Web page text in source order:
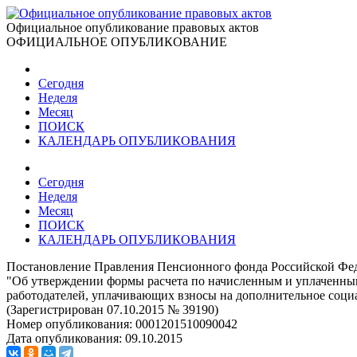
Официальное опубликование правовых актов
ОФИЦИАЛЬНОЕ ОПУБЛИКОВАНИЕ
Сегодня
Неделя
Месяц
ПОИСК
КАЛЕНДАРЬ ОПУБЛИКОВАНИЯ
Сегодня
Неделя
Месяц
ПОИСК
КАЛЕНДАРЬ ОПУБЛИКОВАНИЯ
Постановление Правления Пенсионного фонда Российской
"Об утверждении формы расчета по начисленным и
работодателей, уплачивающих взносы на дополнительное
(Зарегистрирован 07.10.2015 № 39190)
Номер опубликования: 0001201510090042
Дата опубликования: 09.10.2015